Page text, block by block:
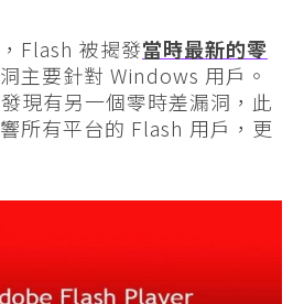
Flash 被揭發當時最新的零
主要針對 Windows 用戶。
現有另一個零時差漏洞，此
所有平台的 Flash 用戶，更